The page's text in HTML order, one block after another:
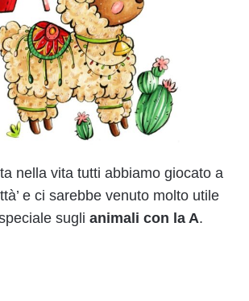
nella vita tutti abbiamo giocato a
e ci sarebbe venuto molto utile
sugli animali con la A.